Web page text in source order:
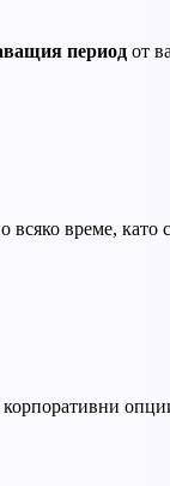
период от
време,